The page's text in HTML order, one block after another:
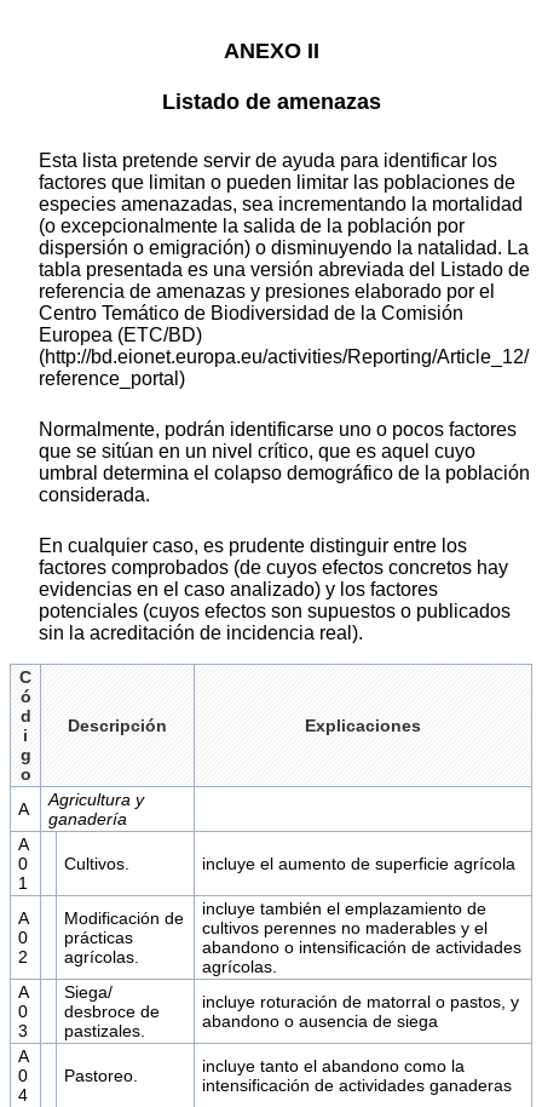
ANEXO II
Listado de amenazas
Esta lista pretende servir de ayuda para identificar los
factores que limitan o pueden limitar las poblaciones de
especies amenazadas, sea incrementando la mortalidad
(o excepcionalmente la salida de la población por
dispersión o emigración) o disminuyendo la natalidad. La
tabla presentada es una versión abreviada del Listado de
referencia de amenazas y presiones elaborado por el
Centro Temático de Biodiversidad de la Comisión
Europea (ETC/BD)
(http://bd.eionet.europa.eu/activities/Reporting/Article_12/
reference_portal)
Normalmente, podrán identificarse uno o pocos factores
que se sitúan en un nivel crítico, que es aquel cuyo
umbral determina el colapso demográfico de la población
considerada.
En cualquier caso, es prudente distinguir entre los
factores comprobados (de cuyos efectos concretos hay
evidencias en el caso analizado) y los factores
potenciales (cuyos efectos son supuestos o publicados
sin la acreditación de incidencia real).
C
ó
d
i
g
o
Descripción Explicaciones
A
Agricultura y
ganadería
A
0
1
Cultivos. incluye el aumento de superficie agrícola
A
0
2
Modificación de
prácticas
agrícolas.
incluye también el emplazamiento de
cultivos perennes no maderables y el
abandono o intensificación de actividades
agrícolas.
A
0
3
Siega/
desbroce de
pastizales.
incluye roturación de matorral o pastos, y
abandono o ausencia de siega
A
0
4
Pastoreo.
incluye tanto el abandono como la
intensificación de actividades ganaderas